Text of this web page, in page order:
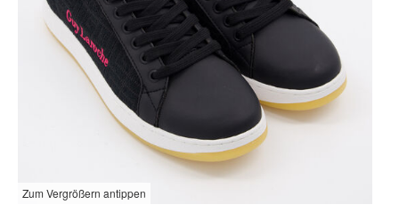
Zum Vergrößern antippen